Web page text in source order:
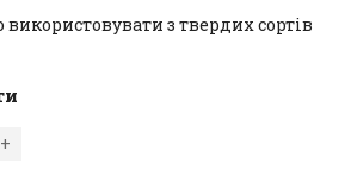
з твердих сортів
+